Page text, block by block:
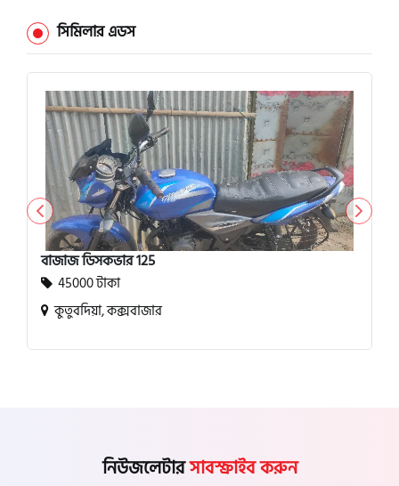
সিমিলার এডস
বাজাজ ডিসকভার 125
45000 টাকা
কুতুবদিয়া, কক্সবাজার
নিউজলেটারসাবস্ক্রাইব করুন